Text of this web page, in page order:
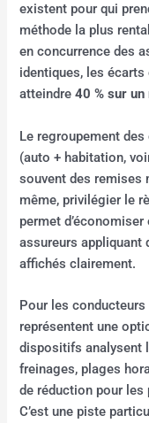
existent pour qui
méthode la plus
en concurrence des
identiques, les
atteindre40 % sur
Le regroupement
(auto + habitation,
souvent des remises
même, privilégier le
permet
assureurs appliquant
affichés clairement.
Pour les conducteurs
représentent une
dispositifs analysent
freinages, plages
de réduction pour
C’est une piste